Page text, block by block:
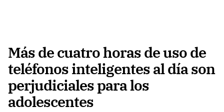
Más de cuatro horas de uso de
teléfonos inteligentes al día son
perjudiciales para los
adolescentes